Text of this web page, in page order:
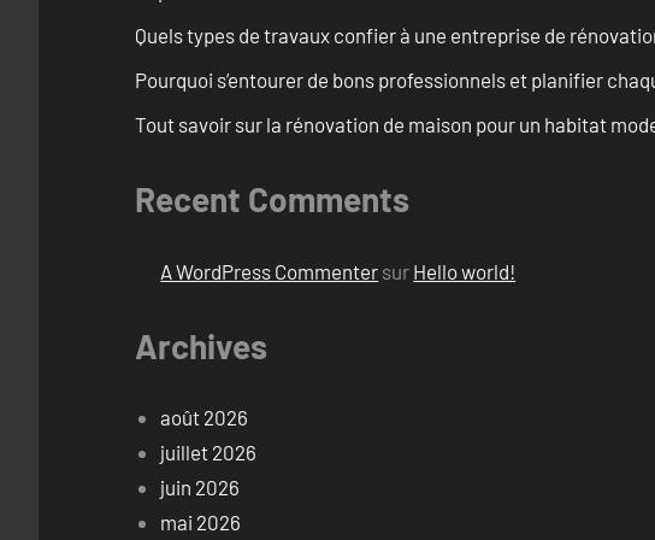
Quels types de travaux confier à une entreprise de
Pourquoi s’entourer de bons professionnels et planifier
Tout savoir sur la rénovation de maison pour un habitat
Recent Comments
A WordPress Commenter sur Hello world!
Archives
août 2026
juillet 2026
juin 2026
mai 2026